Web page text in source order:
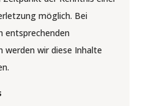
möglich. Bei
entsprechenden
werden wir diese Inhalte